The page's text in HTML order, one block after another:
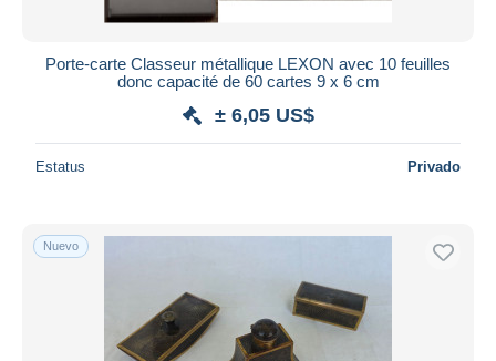
Porte-carte Classeur métallique LEXON avec 10 feuilles
donc capacité de 60 cartes 9 x 6 cm
± 6,05 US$
Estatus Privado
Nuevo